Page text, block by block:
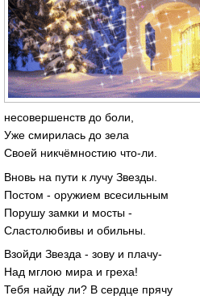
несовершенств до боли,
Уже смирилась до зела
Своей никчёмностию что-ли.
Вновь на пути к лучу Звезды.
Постом - оружием всесильным
Порушу замки и мосты -
Сластолюбивы и обильны.
Взойди Звезда - зову и плачу-
Над мглою мира и греха!
Тебя найду ли? В сердце прячу